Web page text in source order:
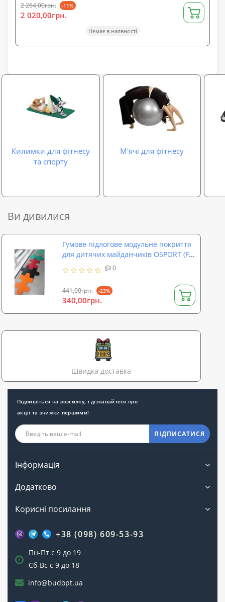
2 264,00грн. -11%
2 020,00грн.
Немає в наявності
Килимки для фітнесу
та спорту
М'ячі для фітнесу
Ви дивилися
Гумове підлогове модульне покриття
для дитячих майданчиків OSPORT (FI-
0
441,00грн. -23%
340,00грн.
Швидка доставка
Підпишіться на розсилку, і дізнавайтеся про
акції та знижки першими!
ПІДПИСАТИСЯ
Інформація
Додатково
Корисні посилання
+38 (098) 609-53-93
Пн-Пт с 9 до 19
Сб-Вс с 9 до 18
info@budopt.ua